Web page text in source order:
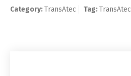
Category:TransAtec Tag:TransAtec